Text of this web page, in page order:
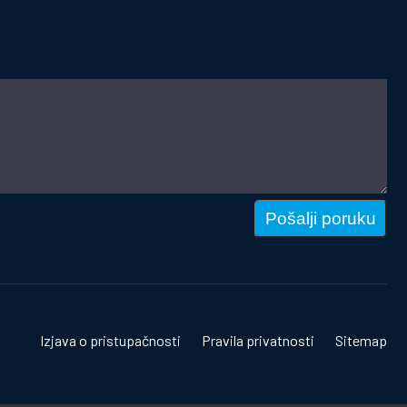
Pošalji poruku
Izjava o pristupačnosti Pravila privatnosti Sitemap